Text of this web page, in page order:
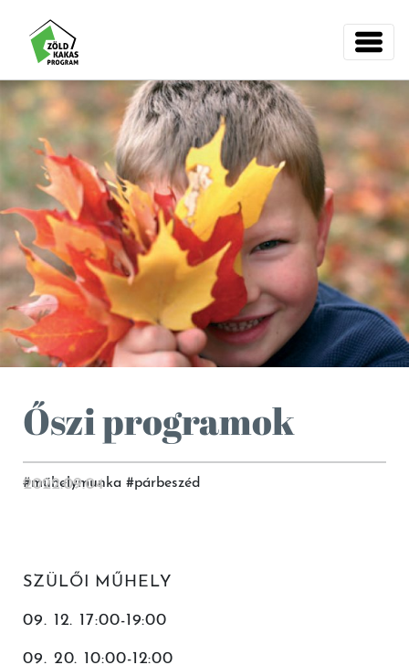
Őszi programok
2022.09.04
#műhelymunka #párbeszéd
SZÜLŐI MŰHELY
09. 12. 17:00-19:00
09. 20. 10:00-12:00